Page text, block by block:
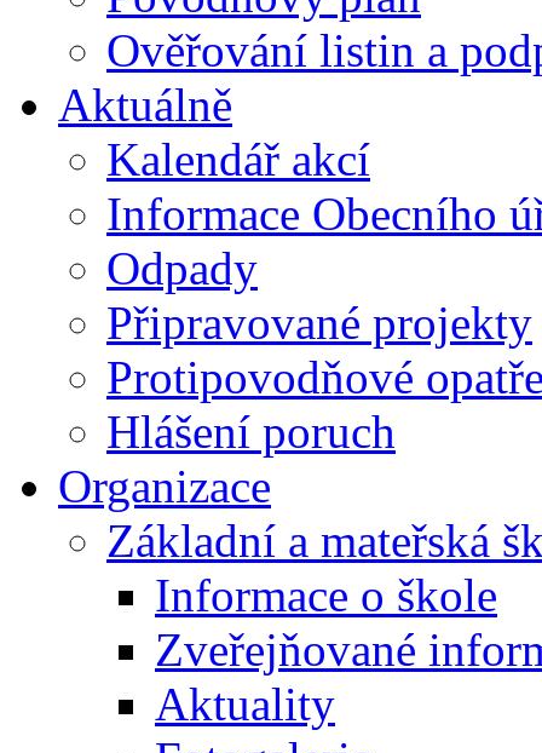
Ověřování listin a
Aktuálně
Kalendář akcí
Informace Obecního
Odpady
Připravované projekty
Protipovodňové
Hlášení poruch
Organizace
Základní a mateřská
Informace o škole
Zveřejňované
Aktuality